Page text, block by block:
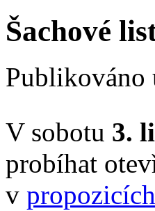
Šachové
Publikováno
V sobotu 3.
probíhat
v propozicích